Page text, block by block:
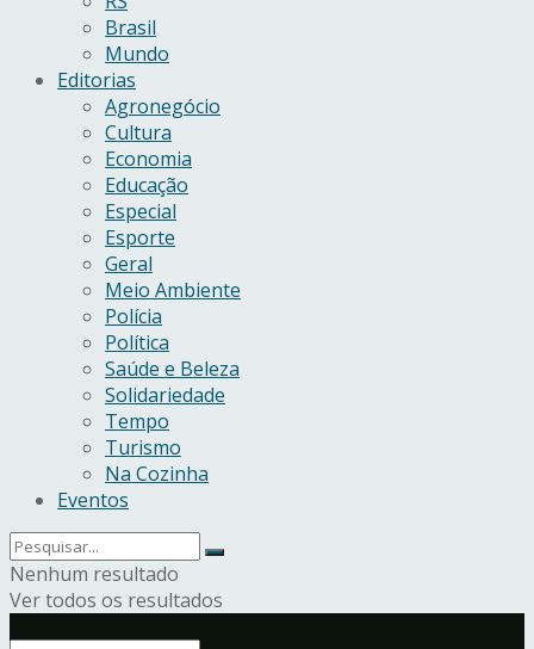
Brasil
Mundo
Editorias
Agronegócio
Cultura
Economia
Educação
Especial
Esporte
Geral
Meio Ambiente
Polícia
Política
Saúde e Beleza
Solidariedade
Tempo
Turismo
Na Cozinha
Eventos
Nenhum resultado
Ver todos os resultados